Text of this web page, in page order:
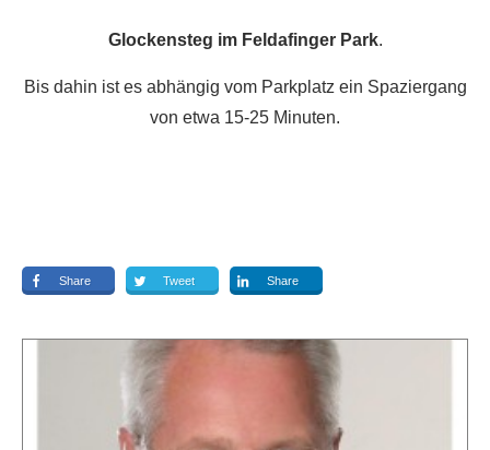
Glockensteg im Feldafinger Park.
Bis dahin ist es abhängig vom Parkplatz ein Spaziergang
von etwa 15-25 Minuten.
Share Tweet Share